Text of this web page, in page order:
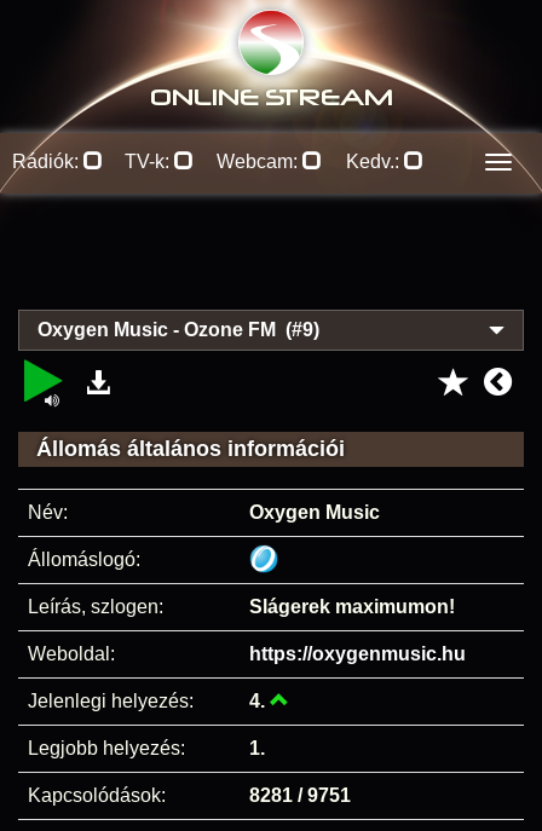
ONLINE STREAM
Rádiók: TV-k: Webcam: Kedv.:
Oxygen Music - Ozone FM (#9)
Állomás általános információi
Név: Oxygen Music
Állomáslogó:
Leírás, szlogen: Slágerek maximumon!
Weboldal: https://oxygenmusic.hu
Jelenlegi helyezés: 4.
Legjobb helyezés: 1.
Kapcsolódások: 8281 / 9751